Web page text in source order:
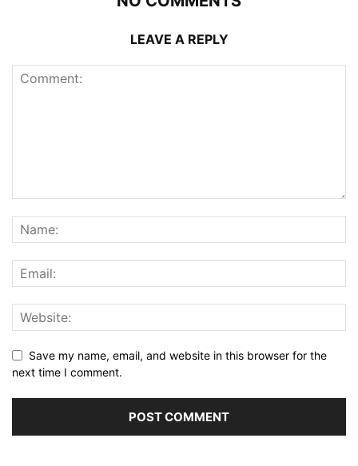
LEAVE A REPLY
Save my name, email, and website in this browser for the
next time I comment.